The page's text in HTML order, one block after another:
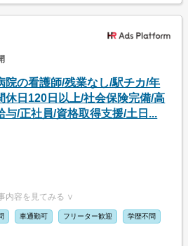
院の看護師/残業なし/駅チカ/年
休日120日以上/社会保険完備/高
与/正社員/資格取得支援/土日...
内容を見てみる ∨
車通勤可 フリーター歓迎 学歴不問